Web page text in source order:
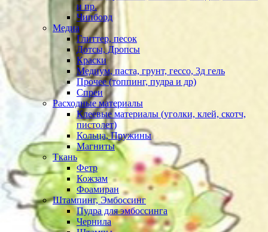
и пр.
Чипборд
Медиа
Глиттер, песок
Дотсы, Дропсы
Краски
Медиум, паста, грунт, гессо, 3д гель
Прочее (топпинг, пудра и др)
Спреи
Расходные материалы
Клеевые материалы (уголки, клей, скотч,
пистолет)
Кольца, Пружины
Магниты
Ткань
Фетр
Кожзам
Фоамиран
Штампинг, Эмбоссинг
Пудра для эмбоссинга
Чернила